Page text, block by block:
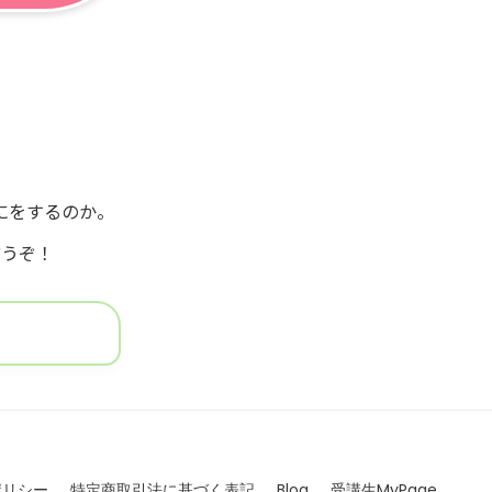
するのか。
ぞ！